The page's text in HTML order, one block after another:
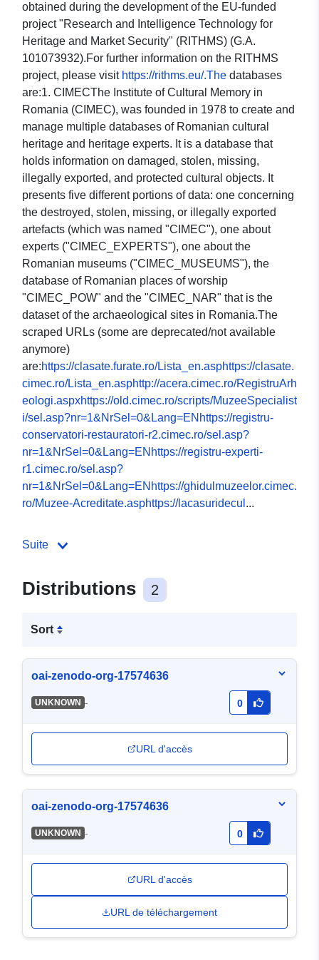
obtained during the development of the EU-funded
project "Research and Intelligence Technology for
Heritage and Market Security" (RITHMS) (G.A.
101073932).For further information on the RITHMS
project, please visit https://rithms.eu/.The databases
are:1. CIMECThe Institute of Cultural Memory in
Romania (CIMEC), was founded in 1978 to create and
manage multiple databases of Romanian cultural
heritage and heritage experts. It is a database that
holds information on damaged, stolen, missing,
illegally exported, and protected cultural objects. It
presents five different portions of data: one concerning
the destroyed, stolen, missing, or illegally exported
artefacts (which was named "CIMEC"), one about
experts ("CIMEC_EXPERTS"), one about the
Romanian museums ("CIMEC_MUSEUMS"), the
database of Romanian places of worship
"CIMEC_POW" and the "CIMEC_NAR" that is the
dataset of the archaeological sites in Romania.The
scraped URLs (some are deprecated/not available
anymore)
are:https://clasate.furate.ro/Lista_en.asphttps://clasate.
cimec.ro/Lista_en.asphttp://acera.cimec.ro/RegistruArh
eologi.aspxhttps://old.cimec.ro/scripts/MuzeeSpecialist
i/sel.asp?nr=1&NrSel=0&Lang=ENhttps://registru-
conservatori-restauratori-r2.cimec.ro/sel.asp?
nr=1&NrSel=0&Lang=ENhttps://registru-experti-
r1.cimec.ro/sel.asp?
nr=1&NrSel=0&Lang=ENhttps://ghidulmuzeelor.cimec.
ro/Muzee-Acreditate.asphttps://lacasuridecul ...
Suite
Distributions 2
Sort
oai-zenodo-org-17574636
UNKNOWN - 0
URL d'accès
oai-zenodo-org-17574636
UNKNOWN - 0
URL d'accès
URL de téléchargement